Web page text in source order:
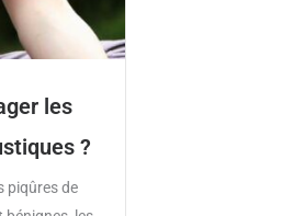
les
?
piqûres de